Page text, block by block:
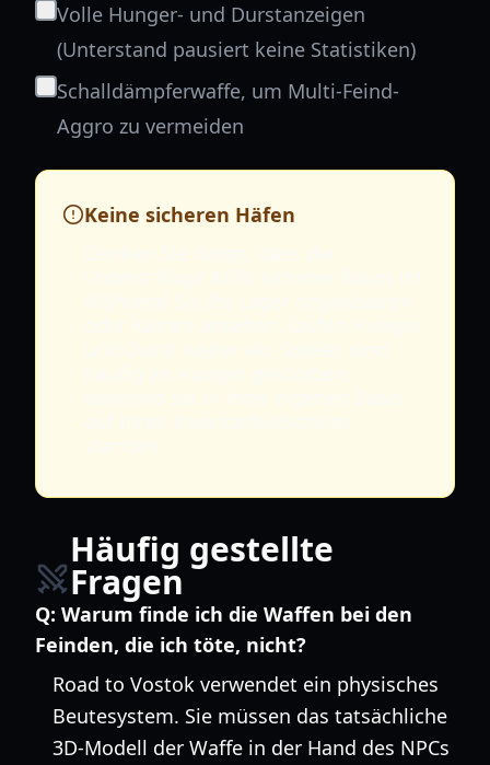
Volle Hunger- und Durstanzeigen
(Unterstand pausiert keine Statistiken)
Schalldämpferwaffe, um Multi-Feind-
Aggro zu vermeiden
Keine sicheren Häfen
Häufig gestellte
Fragen
Q: Warum finde ich die Waffen bei den
Feinden, die ich töte, nicht?
Road to Vostok verwendet ein physisches
Beutesystem. Sie müssen das tatsächliche
3D-Modell der Waffe in der Hand des NPCs